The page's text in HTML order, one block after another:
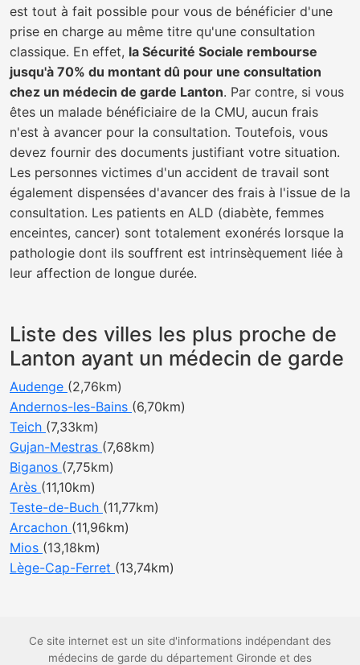
est tout à fait possible pour vous de bénéficier d'une
prise en charge au même titre qu'une consultation
classique. En effet, la Sécurité Sociale rembourse
jusqu'à 70% du montant dû pour une consultation
chez un médecin de garde Lanton. Par contre, si vous
êtes un malade bénéficiaire de la CMU, aucun frais
n'est à avancer pour la consultation. Toutefois, vous
devez fournir des documents justifiant votre situation.
Les personnes victimes d'un accident de travail sont
également dispensées d'avancer des frais à l'issue de la
consultation. Les patients en ALD (diabète, femmes
enceintes, cancer) sont totalement exonérés lorsque la
pathologie dont ils souffrent est intrinsèquement liée à
leur affection de longue durée.
Liste des villes les plus proche de
Lanton ayant un médecin de garde
Audenge (2,76km)
Andernos-les-Bains (6,70km)
Teich (7,33km)
Gujan-Mestras (7,68km)
Biganos (7,75km)
Arès (11,10km)
Teste-de-Buch (11,77km)
Arcachon (11,96km)
Mios (13,18km)
Lège-Cap-Ferret (13,74km)
Ce site internet est un site d'informations indépendant des
médecins de garde du département Gironde et des